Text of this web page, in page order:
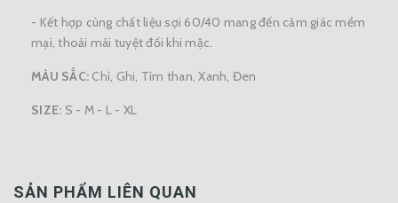
- Kết hợp cùng chất liệu sợi 60/40 mang đến cảm giác mềm
mại, thoải mái tuyệt đối khi mặc.
MÀU SẮC: Chì, Ghi, Tím than, Xanh, Đen
SIZE: S - M - L - XL
SẢN PHẨM LIÊN QUAN